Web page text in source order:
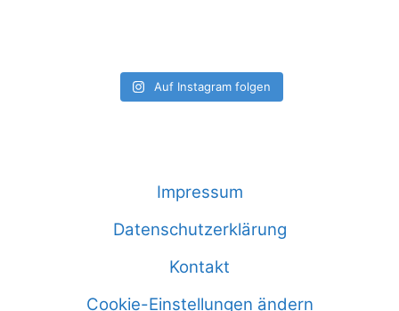
Auf Instagram folgen
Impressum
Datenschutzerklärung
Kontakt
Cookie-Einstellungen ändern